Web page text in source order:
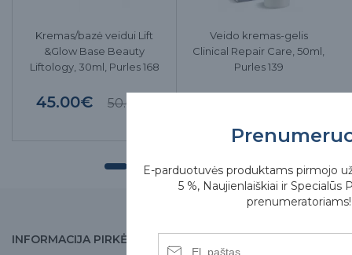
Kremas/bazė veidui Lift
&Glow Base Beauty
Liftology, 30ml, Purles 168
45.00€ 50.00€
Veido kremas-gelis
Clinical Repair Care, 50ml,
Purles 139
INFORMACIJA PIRKĖJUI
E-parduotuvės produktams pirmojo
5 %, Naujienlaiškiai ir Specialūs
prenumeratoriams!